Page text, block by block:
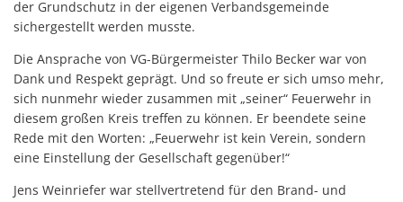
der Grundschutz in der eigenen Verbandsgemeinde
sichergestellt werden musste.
Die Ansprache von VG-Bürgermeister Thilo Becker war von
Dank und Respekt geprägt. Und so freute er sich umso mehr,
sich nunmehr wieder zusammen mit „seiner“ Feuerwehr in
diesem großen Kreis treffen zu können. Er beendete seine
Rede mit den Worten: „Feuerwehr ist kein Verein, sondern
eine Einstellung der Gesellschaft gegenüber!“
Jens Weinriefer war stellvertretend für den Brand- und